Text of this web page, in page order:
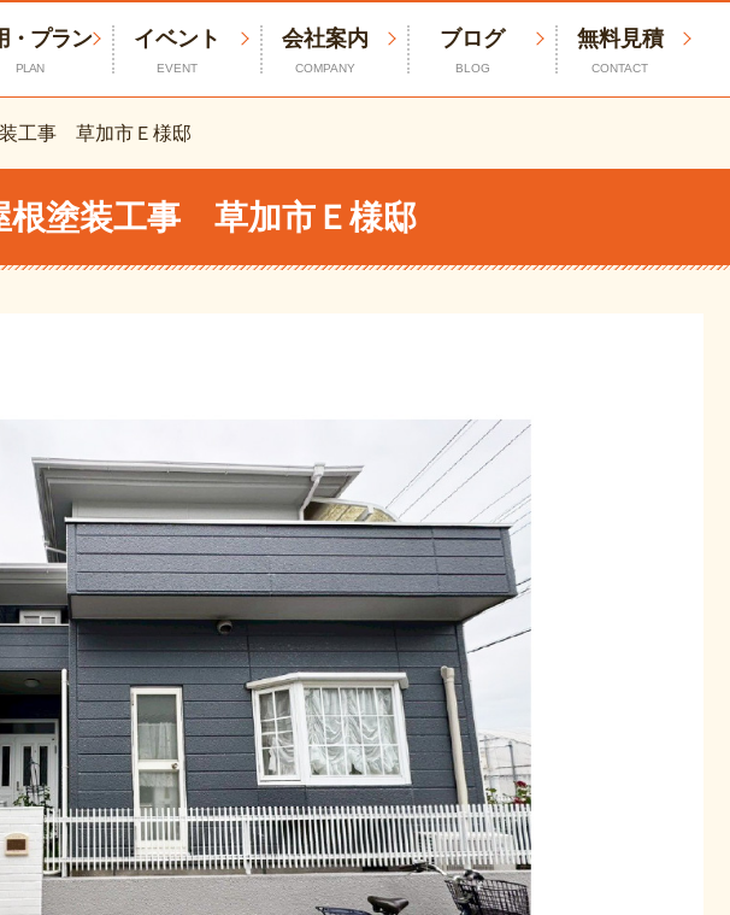
・プラン
PLAN
イベント
EVENT
会社案内
COMPANY
ブログ
BLOG
無料見積
CONTACT
工事 草加市Ｅ様邸
根塗装工事 草加市Ｅ様邸